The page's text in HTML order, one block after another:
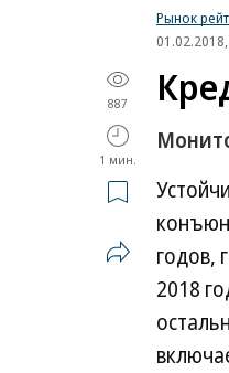
Рынок
887
1 мин.
годов,
2018